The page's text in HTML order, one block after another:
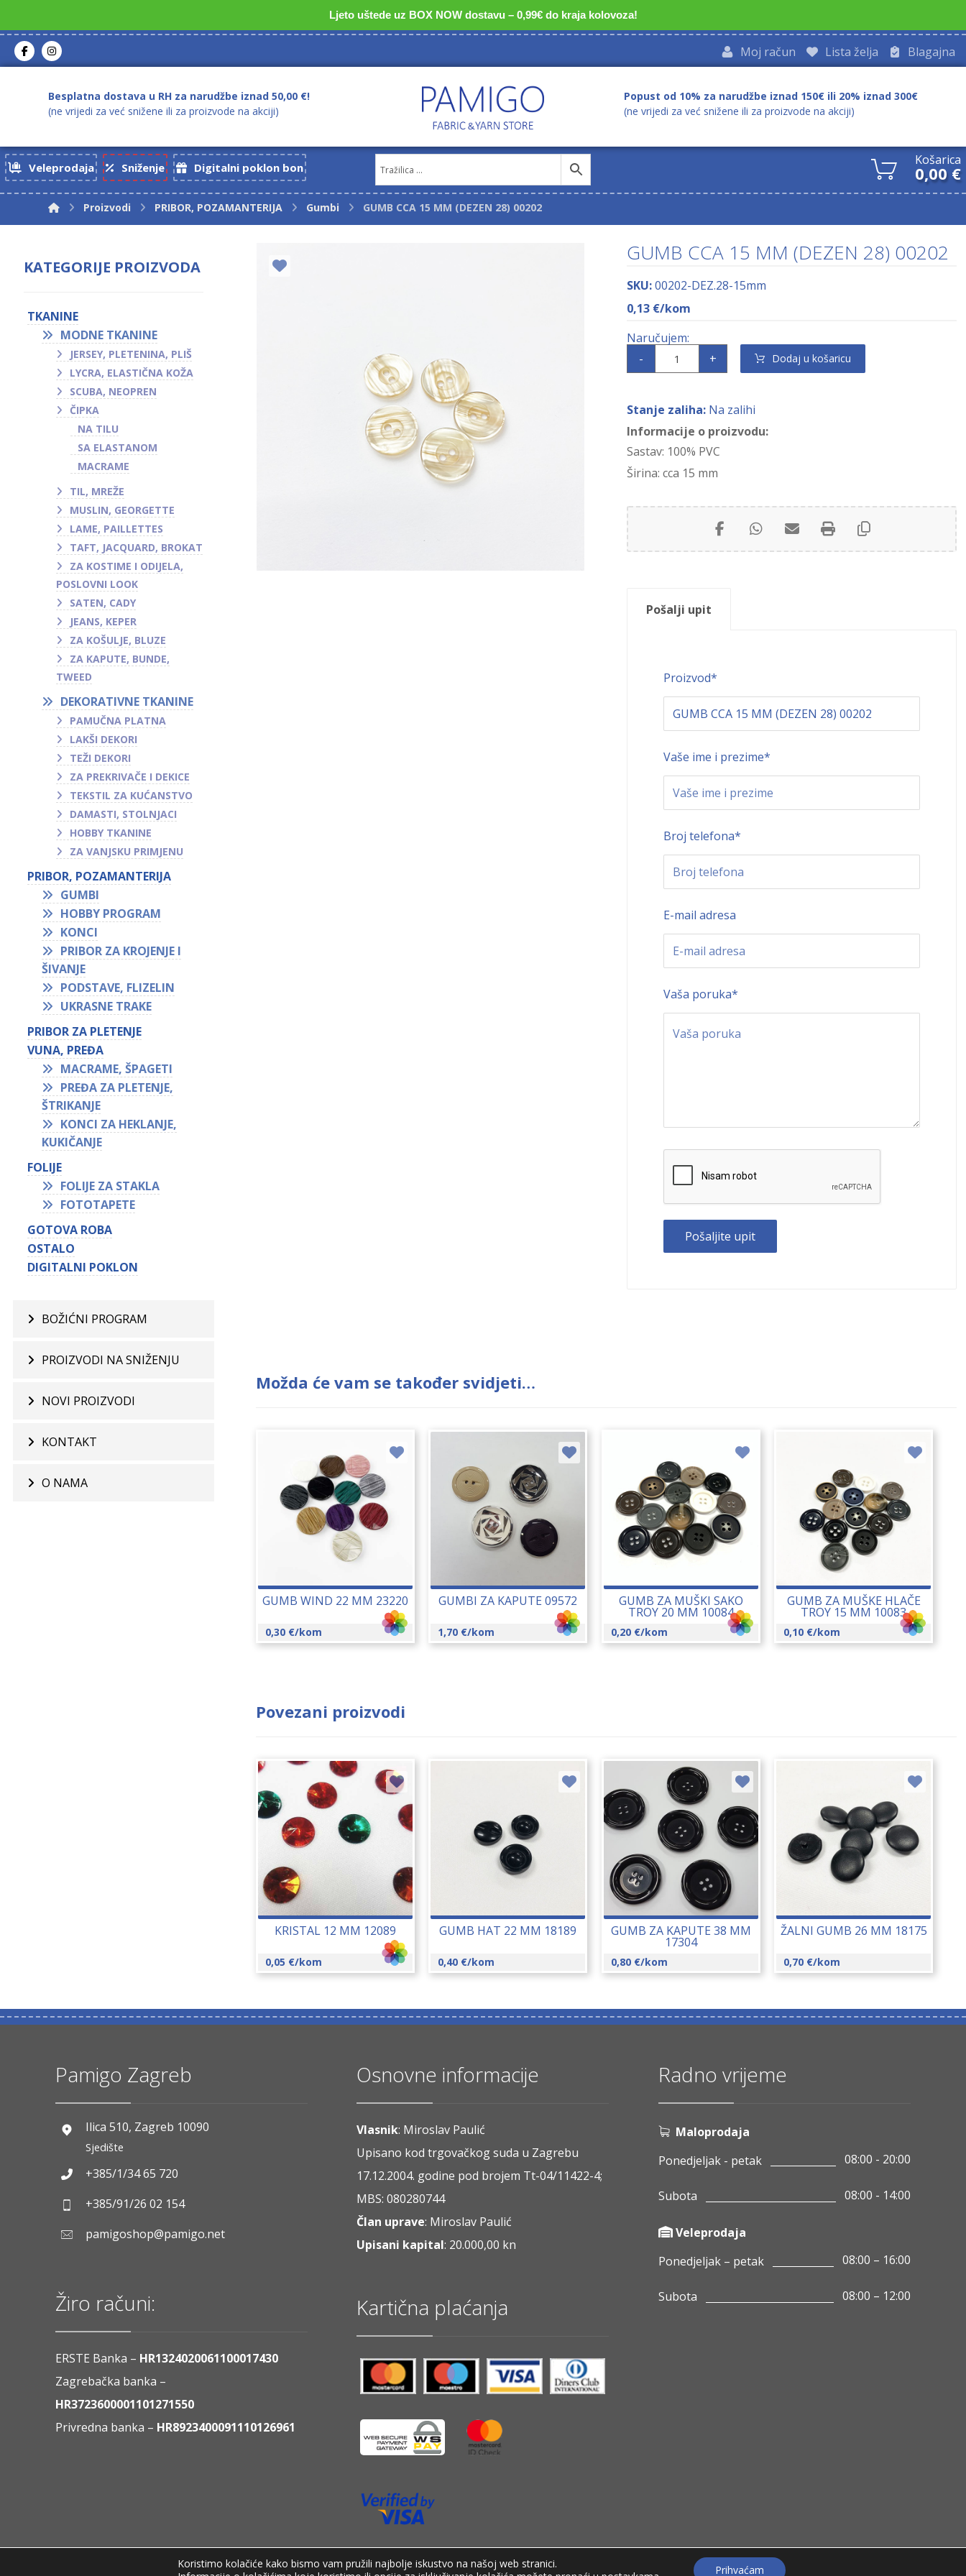
Ljeto uštede uz BOX NOW dostavu – 0,99€ do kraja kolovoza!
Blagajna
Lista želja
Moj račun
Besplatna dostava u RH za narudžbe iznad 50,00 €!
(ne vrijedi za već snižene ili za proizvode na akciji)
Popust od 10% za narudžbe iznad 150€ ili 20% iznad 300€
(ne vrijedi za već snižene ili za proizvode na akciji)
Veleprodaja Sniženje Digitalni poklon bon Košarica
0,00 €
Proizvodi PRIBOR, POZAMANTERIJA Gumbi GUMB CCA 15 MM (DEZEN 28) 00202
GUMB CCA 15 MM (DEZEN 28) 00202
SKU:00202-DEZ.28-15mm
0,13 €/kom
- + Dodaj u košaricu
Stanje zaliha: Na zalihi
Informacije o proizvodu:
Sastav: 100% PVC
Širina: cca 15 mm
Pošalji upit
Proizvod*
Vaše ime i prezime*
Broj telefona*
E-mail adresa
Vaša poruka*
Možda će vam se također svidjeti…
GUMB WIND 22 MM 23220
0,30 €/kom
GUMBI ZA KAPUTE 09572
1,70 €/kom
GUMB ZA MUŠKI SAKO
TROY 20 MM 10084
0,20 €/kom
GUMB ZA MUŠKE HLAČE
TROY 15 MM 10083
0,10 €/kom
Povezani proizvodi
KRISTAL 12 MM 12089
0,05 €/kom
GUMB HAT 22 MM 18189
0,40 €/kom
GUMB ZA KAPUTE 38 MM
17304
0,80 €/kom
ŽALNI GUMB 26 MM 18175
0,70 €/kom
KATEGORIJE PROIZVODA
TKANINE
MODNE TKANINE
JERSEY, PLETENINA, PLIŠ
LYCRA, ELASTIČNA KOŽA
SCUBA, NEOPREN
ČIPKA
NA TILU
SA ELASTANOM
MACRAME
TIL, MREŽE
MUSLIN, GEORGETTE
LAME, PAILLETTES
TAFT, JACQUARD, BROKAT
ZA KOSTIME I ODIJELA,
POSLOVNI LOOK
SATEN, CADY
JEANS, KEPER
ZA KOŠULJE, BLUZE
ZA KAPUTE, BUNDE,
TWEED
DEKORATIVNE TKANINE
PAMUČNA PLATNA
LAKŠI DEKORI
TEŽI DEKORI
ZA PREKRIVAČE I DEKICE
TEKSTIL ZA KUĆANSTVO
DAMASTI, STOLNJACI
HOBBY TKANINE
ZA VANJSKU PRIMJENU
PRIBOR, POZAMANTERIJA
GUMBI
HOBBY PROGRAM
KONCI
PRIBOR ZA KROJENJE I
ŠIVANJE
PODSTAVE, FLIZELIN
UKRASNE TRAKE
PRIBOR ZA PLETENJE
VUNA, PREĐA
MACRAME, ŠPAGETI
PREĐA ZA PLETENJE,
ŠTRIKANJE
KONCI ZA HEKLANJE,
KUKIČANJE
FOLIJE
FOLIJE ZA STAKLA
FOTOTAPETE
GOTOVA ROBA
OSTALO
DIGITALNI POKLON
BOŽIĆNI PROGRAM
PROIZVODI NA SNIŽENJU
NOVI PROIZVODI
KONTAKT
O NAMA
Pamigo Zagreb
Ilica 510, Zagreb 10090
Sjedište
+385/1/34 65 720
+385/91/26 02 154
pamigoshop@pamigo.net
Žiro računi:
ERSTE Banka – HR1324020061100017430
Zagrebačka banka –
HR3723600001101271550
Privredna banka – HR8923400091110126961
Osnovne informacije
Vlasnik: Miroslav Paulić
Upisano kod trgovačkog suda u Zagrebu
17.12.2004. godine pod brojem Tt-04/11422-4;
MBS: 080280744
Član uprave: Miroslav Paulić
Upisani kapital: 20.000,00 kn
Kartična plaćanja
Radno vrijeme
Maloprodaja
Ponedjeljak - petak
08:00 - 20:00
Subota 08:00 - 14:00
Veleprodaja
Ponedjeljak – petak
08:00 – 16:00
Subota 08:00 – 12:00
Koristimo kolačiće kako bismo vam pružili najbolje iskustvo na našoj web stranici.
Prihvaćam